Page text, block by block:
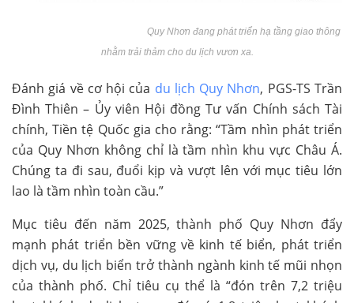
Quy Nhơn đang phát triển hạ tầng giao thông
nhằm trải thảm cho du lịch vươn xa.
Đánh giá về cơ hội của du lịch Quy Nhơn, PGS-TS Trần
Đình Thiên – Ủy viên Hội đồng Tư vấn Chính sách Tài
chính, Tiền tệ Quốc gia cho rằng: “Tầm nhìn phát triển
của Quy Nhơn không chỉ là tầm nhìn khu vực Châu Á.
Chúng ta đi sau, đuổi kịp và vượt lên với mục tiêu lớn
lao là tầm nhìn toàn cầu.”
Mục tiêu đến năm 2025, thành phố Quy Nhơn đẩy
mạnh phát triển bền vững về kinh tế biển, phát triển
dịch vụ, du lịch biển trở thành ngành kinh tế mũi nhọn
của thành phố. Chỉ tiêu cụ thể là “đón trên 7,2 triệu